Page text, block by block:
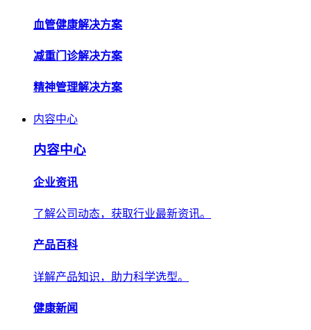
血管健康解决方案
减重门诊解决方案
精神管理解决方案
内容中心
内容中心
企业资讯
了解公司动态，获取行业最新资讯。
产品百科
详解产品知识，助力科学选型。
健康新闻